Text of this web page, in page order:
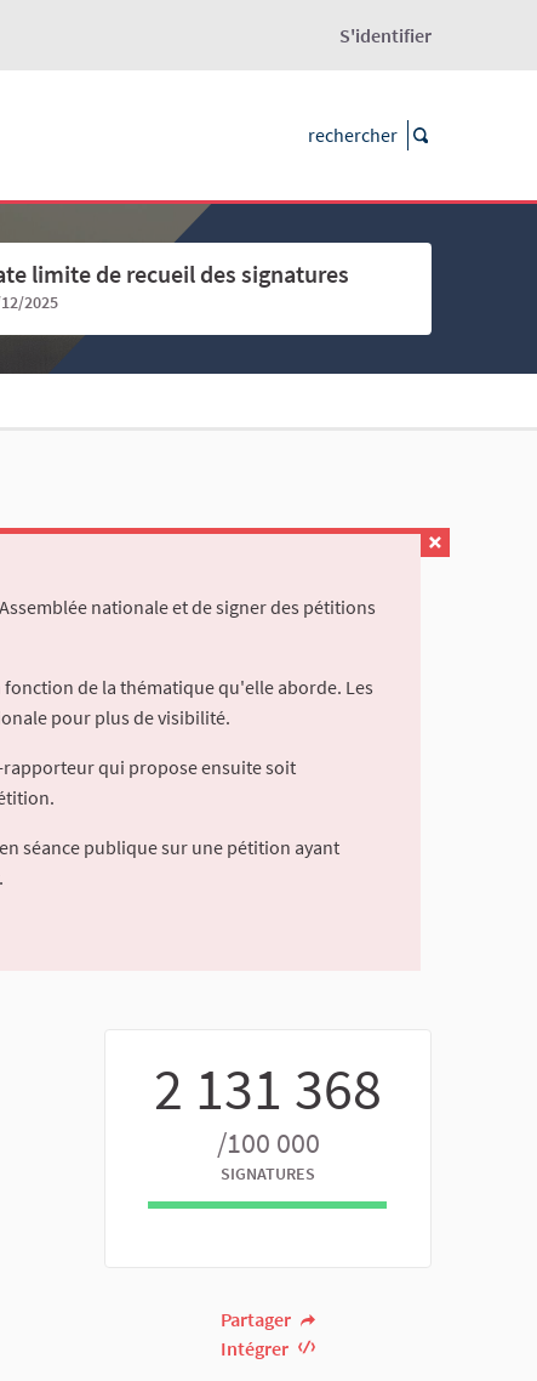
S'identifier
limite de recueil des signatures
2025
nationale et de signer des pétitions
de la thématique qu'elle aborde. Les
pour plus de visibilité.
qui propose ensuite soit
séance publique sur une pétition ayant
2 131 368
/100 000
SIGNATURES
Partager
Intégrer